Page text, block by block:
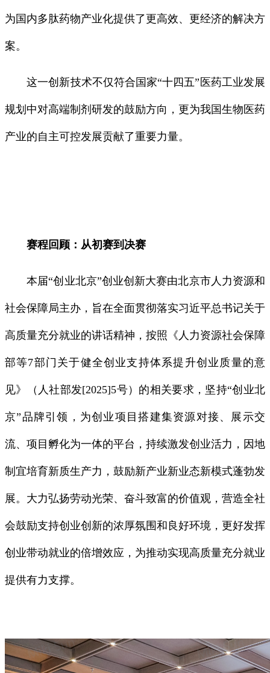
为国内多肽药物产业化提供了更高效、更经济的解决方
案。
这一创新技术不仅符合国家“十四五”医药工业发展
规划中对高端制剂研发的鼓励方向，更为我国生物医药
产业的自主可控发展贡献了重要力量。
赛程回顾：从初赛到决赛
本届“创业北京”创业创新大赛由北京市人力资源和
社会保障局主办，旨在全面贯彻落实习近平总书记关于
高质量充分就业的讲话精神，按照《人力资源社会保障
部等7部门关于健全创业支持体系提升创业质量的意
见》（人社部发[2025]5号）的相关要求，坚持“创业北
京”品牌引领，为创业项目搭建集资源对接、展示交
流、项目孵化为一体的平台，持续激发创业活力，因地
制宜培育新质生产力，鼓励新产业新业态新模式蓬勃发
展。大力弘扬劳动光荣、奋斗致富的价值观，营造全社
会鼓励支持创业创新的浓厚氛围和良好环境，更好发挥
创业带动就业的倍增效应，为推动实现高质量充分就业
提供有力支撑。